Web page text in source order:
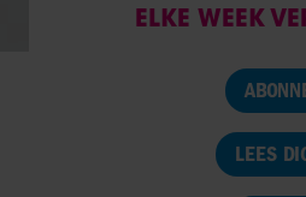
ELKE WEEK
LEES